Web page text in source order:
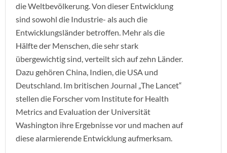
die Weltbevölkerung. Von dieser Entwicklung
sind sowohl die Industrie- als auch die
Entwicklungsländer betroffen. Mehr als die
Hälfte der Menschen, die sehr stark
übergewichtig sind, verteilt sich auf zehn Länder.
Dazu gehören China, Indien, die USA und
Deutschland. Im britischen Journal „The Lancet“
stellen die Forscher vom Institute for Health
Metrics and Evaluation der Universität
Washington ihre Ergebnisse vor und machen auf
diese alarmierende Entwicklung aufmerksam.